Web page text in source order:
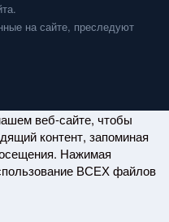
на сайте, преследуют
веб-сайте, чтобы
контент, запоминая
Нажимая
ВСЕХ файлов